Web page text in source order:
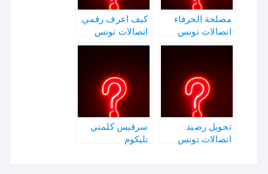
مصلحة الحرفاء
اتصالات تونس
كيف اعرف رقمي
اتصالات تونس
تحويل رصيد
اتصالات تونس
سرفيس كلمني
تليكوم